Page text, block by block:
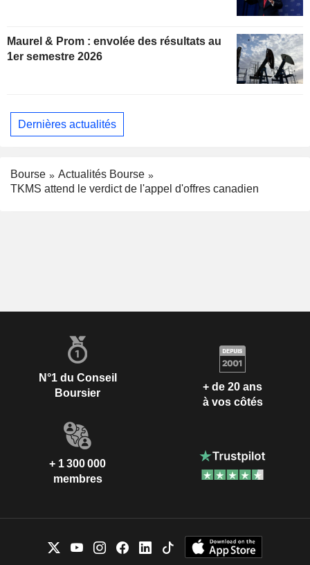
Maurel & Prom : envolée des résultats au
1er semestre 2026
Dernières actualités
Bourse
Actualités Bourse
TKMS attend le verdict de l'appel d'offres canadien
N°1 du Conseil
Boursier
+ de 20 ans
à vos côtés
+ 1 300 000
membres